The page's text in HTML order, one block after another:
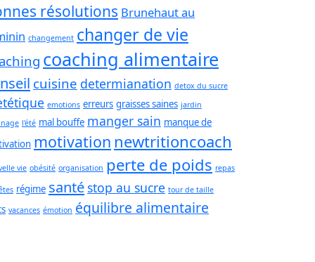
résolutions Brunehaut au
changement changer de vie
coaching alimentaire
cuisine determianation detox du sucre
emotions erreurs graisses saines jardin
l'été mal bouffe manger sain manque de
motivation newtritioncoach
vie obésité organisation perte de poids repas
régime santé stop au sucre tour de taille
vacances émotion équilibre alimentaire